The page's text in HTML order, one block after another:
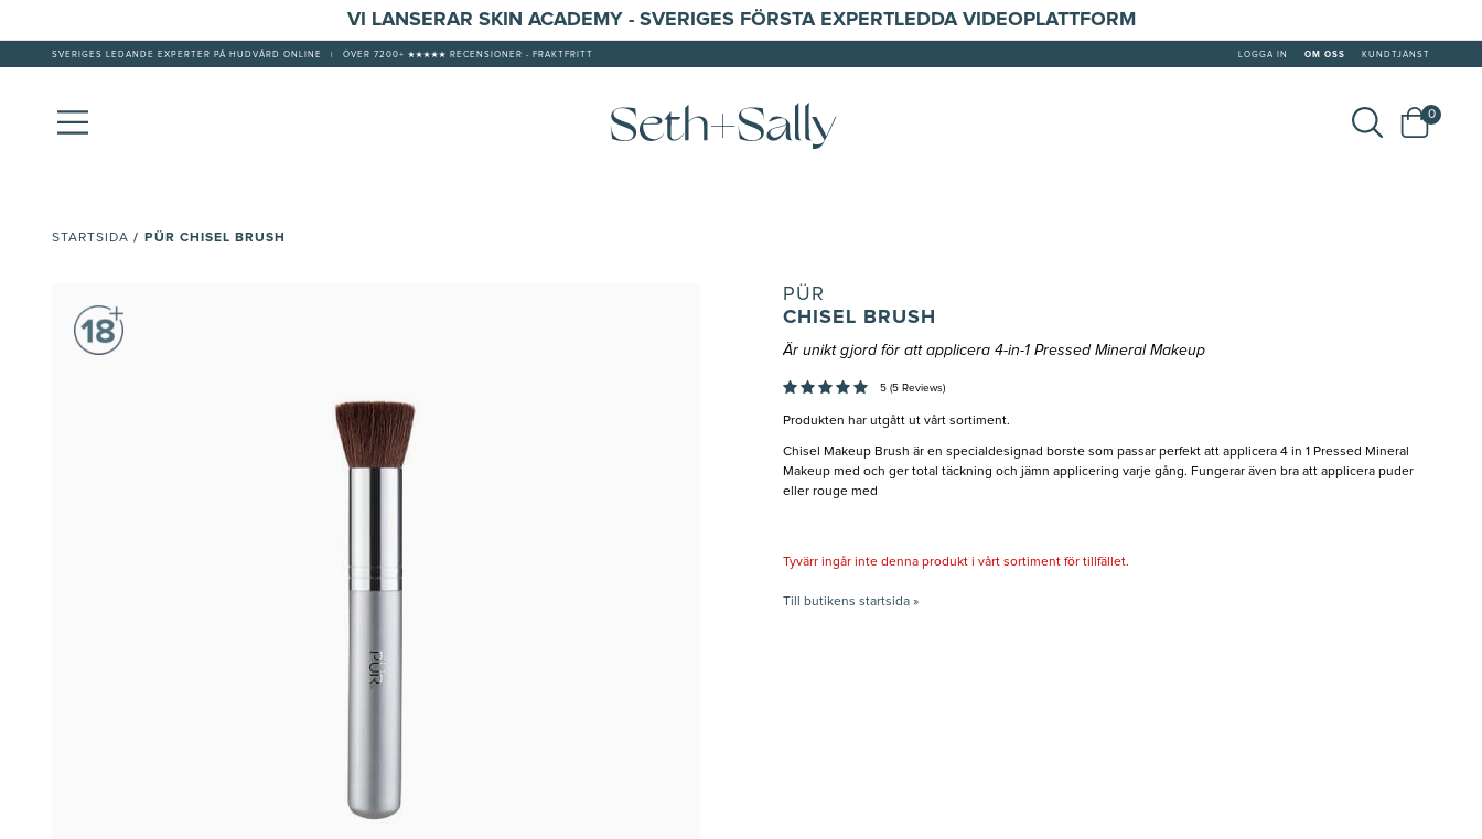
VI LANSERAR SKIN ACADEMY - SVERIGES FÖRSTA EXPERTLEDDA VIDEOPLATTFORM
SVERIGES LEDANDE EXPERTER PÅ HUDVÅRD ONLINE ÖVER 7200+ ★★★★★ RECENSIONER - FRAKTFRITT LOGGA IN OM OSS KUNDTJÄNST
0
STARTSIDA / PÜR CHISEL BRUSH
PÜR
CHISEL BRUSH
Är unikt gjord för att applicera 4-in-1 Pressed Mineral Makeup
5 (5 Reviews)
Produkten har utgått ut vårt sortiment.
Chisel Makeup Brush är en specialdesignad borste som passar perfekt att applicera 4 in 1 Pressed Mineral
Makeup med och ger total täckning och jämn applicering varje gång. Fungerar även bra att applicera puder
eller rouge med
Tyvärr ingår inte denna produkt i vårt sortiment för tillfället.
Till butikens startsida »